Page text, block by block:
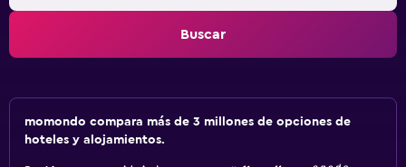
Buscar
momondo compara más de 3 millones de opciones de
hoteles y alojamientos.